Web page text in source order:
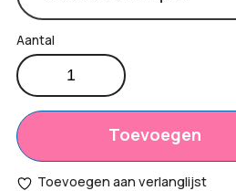
Productprijs:
Totaal
opties:
€0,00
Gerecyclede
tas
aantal
Toevoegen
Toevoegen aan verlanglijst